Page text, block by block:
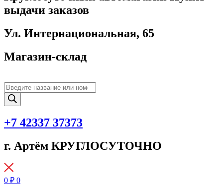
выдачи заказов
Ул. Интернациональная, 65
Магазин-склад
Поиск
товаров
+7 42337 37373
г. Артём КРУГЛОСУТОЧНО
0 ₽ 0